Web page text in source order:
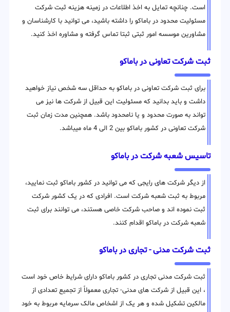
است. چنانچه تمایل به اخذ اطلاعات در زمینه هزینه ثبت شرکت
مسئولیت محدود در باماکو را داشته باشید، می توانید با کارشناسان و
مشاورین موسسه امور ثبتی ثبتا تماس گرفته و مشاوره اخذ کنید.
ثبت شرکت تعاونی در باماکو
برای ثبت شرکت تعاونی در باماکو به حداقل سه شخص نیاز خواهید
داشت و باید بدانید که مسئولیت این قبیل از شرکت ها نیز می
تواند به صورت محدود و یا نامحدود باشد. همچنین مدت زمان ثبت
شرکت تعاونی در کشور باماکو بین 2 الی 4 ماه میباشد.
تاسیس شعبه شرکت در باماکو
از دیگر شرکت های رایجی که می توانید در کشور باماکو ثبت نمایید،
مربوط به ثبت شعبه شرکت است. افرادی که در یک کشور شرکت
ثبت نموده اند و صاحب شرکت خاصی هستند، می توانند برای ثبت
شعبه شرکت در باماکو اقدام کنند.
ثبت شرکت مدنی - تجاری در باماکو
ثبت شرکت مدنی تجاری در کشور باماکو دارای شرایط خاص خود است
، این قبیل از شرکت های مدنی- تجاری معمولاً از تجمیع تعدادی از
مالکین تشکیل شده و هر یک از اشخاص مالک سرمایه مربوط به خود